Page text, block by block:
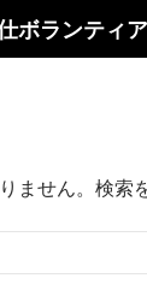
ません。検索